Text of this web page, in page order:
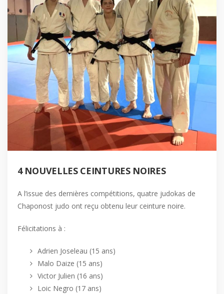
4 NOUVELLES CEINTURES NOIRES
A l’issue des dernières compétitions, quatre judokas de
Chaponost judo ont reçu obtenu leur ceinture noire.
Félicitations à :
Adrien Joseleau (15 ans)
Malo Daize (15 ans)
Victor Julien (16 ans)
Loic Negro (17 ans)